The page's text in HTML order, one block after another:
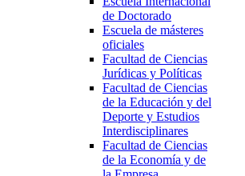
de Doctorado
Escuela de másteres
oficiales
Facultad de Ciencias
Jurídicas y Políticas
Facultad de Ciencias
de la Educación y del
Deporte y Estudios
Interdisciplinares
Facultad de Ciencias
de la Economía y de